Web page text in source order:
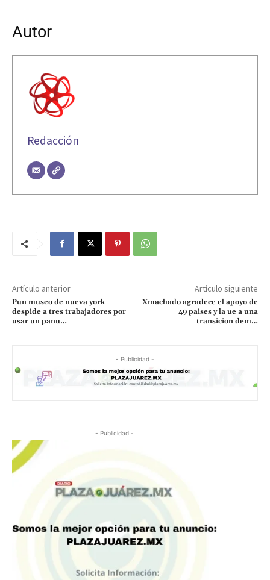
Autor
Redacción
Artículo anterior
Pun museo de nueva york
despide a tres trabajadores por
usar un panu…
Artículo siguiente
Xmachado agradece el apoyo de
49 paises y la ue a una
transicion dem…
- Publicidad -
- Publicidad -